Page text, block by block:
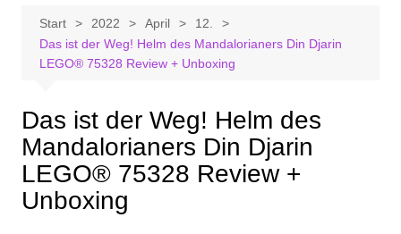
Start 2022 April
12.
Das ist der Weg! Helm des Mandalorianers Din Djarin
LEGO® 75328 Review + Unboxing
Das ist der Weg! Helm des
Mandalorianers Din Djarin
LEGO® 75328 Review +
Unboxing